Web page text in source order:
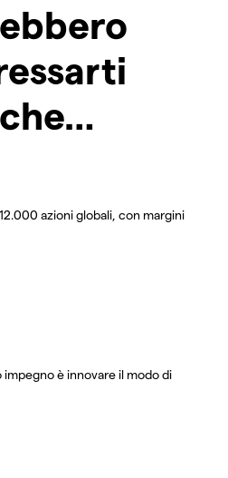
azioni globali, con margini
è innovare il modo di